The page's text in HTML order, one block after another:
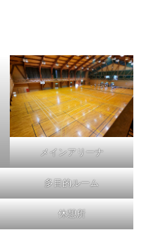
メインアリーナ
多目的ルーム
休憩所